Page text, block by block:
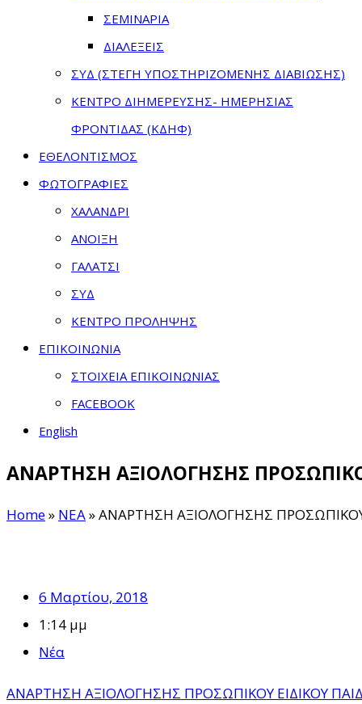
ΣΕΜΙΝΑΡΙΑ
ΔΙΑΛΕΞΕΙΣ
ΣΥΔ (ΣΤΕΓΗ ΥΠΟΣΤΗΡΙΖΟΜΕΝΗΣ ΔΙΑΒΙΩΣΗΣ)
ΚΕΝΤΡΟ ΔΙΗΜΕΡΕΥΣΗΣ- ΗΜΕΡΗΣΙΑΣ
ΦΡΟΝΤΙΔΑΣ (ΚΔΗΦ)
ΕΘΕΛΟΝΤΙΣΜΟΣ
ΦΩΤΟΓΡΑΦΙΕΣ
ΧΑΛΑΝΔΡΙ
ΑΝΟΙΞΗ
ΓΑΛΑΤΣΙ
ΣΥΔ
ΚΕΝΤΡΟ ΠΡΟΛΗΨΗΣ
ΕΠΙΚΟΙΝΩΝΙΑ
ΣΤΟΙΧΕΙΑ ΕΠΙΚΟΙΝΩΝΙΑΣ
FACEBOOK
English
ΑΝΑΡΤΗΣΗ ΑΞΙΟΛΟΓΗΣΗΣ
Home» ΝΕΑ»ΑΝΑΡΤΗΣΗ ΑΞΙΟΛΟΓΗΣΗΣ ΠΡΟΣΩΠΙΚΟΥ
6 Μαρτίου, 2018
1:14 μμ
Νέα
ΑΝΑΡΤΗΣΗ ΑΞΙΟΛΟΓΗΣΗΣ ΠΡΟΣΩΠΙΚΟΥ ΕΙΔΙΚΟΥ